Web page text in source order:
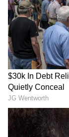
Venkatesh:
3
3